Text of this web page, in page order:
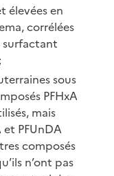
élevées en
corrélées
surfactant
sous
PFHxA
mais
et PFUnDA
composés
n’ont pas